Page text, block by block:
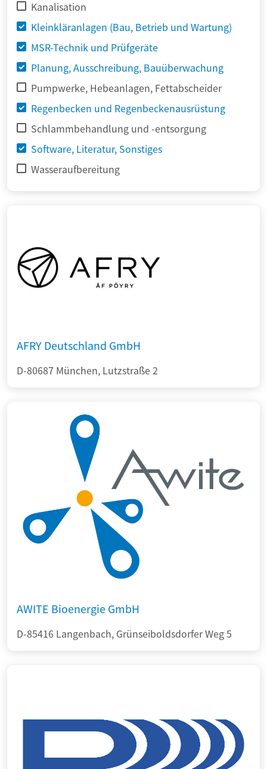
Kanalisation
Kleinkläranlagen (Bau, Betrieb und Wartung)
MSR-Technik und Prüfgeräte
Planung, Ausschreibung, Bauüberwachung
Pumpwerke, Hebeanlagen, Fettabscheider
Regenbecken und Regenbeckenausrüstung
Schlammbehandlung und -entsorgung
Software, Literatur, Sonstiges
Wasseraufbereitung
AFRY Deutschland GmbH
D-80687 München, Lutzstraße 2
AWITE Bioenergie GmbH
D-85416 Langenbach, Grünseiboldsdorfer Weg 5